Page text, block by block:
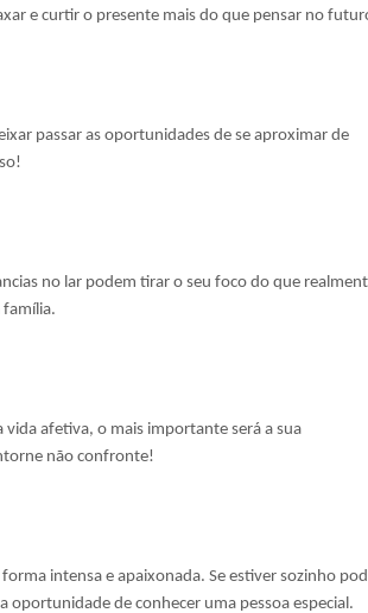
e curtir o presente mais do que pensar no
passar as oportunidades de se aproximar de
no lar podem tirar o seu foco do que
família.
afetiva, o mais importante será a sua
não confronte!
intensa e apaixonada. Se estiver sozinho
oportunidade de conhecer uma pessoa especial.